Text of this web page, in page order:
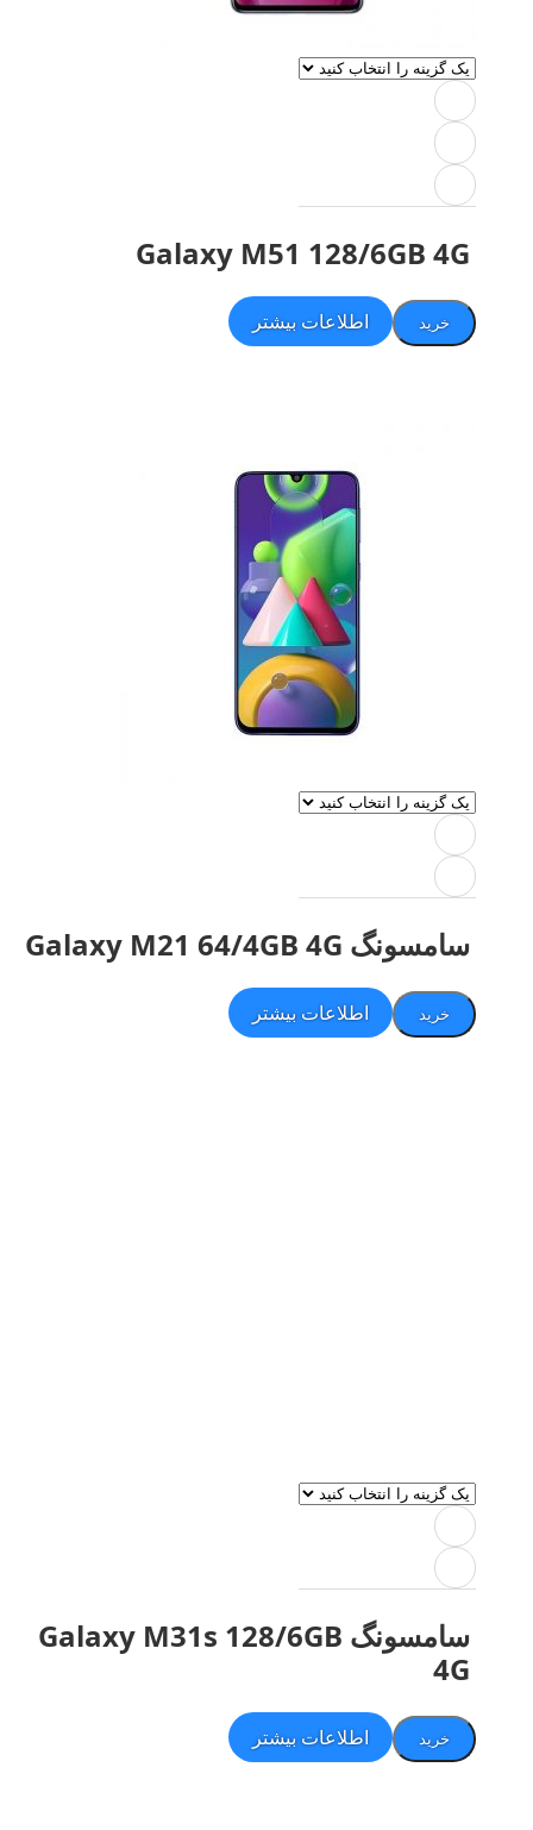
Galaxy M51 128/6GB 4G
خرید اطلاعات بیشتر
سامسونگ Galaxy M21 64/4GB 4G
خرید اطلاعات بیشتر
سامسونگ Galaxy M31s 128/6GB
4G
خرید اطلاعات بیشتر